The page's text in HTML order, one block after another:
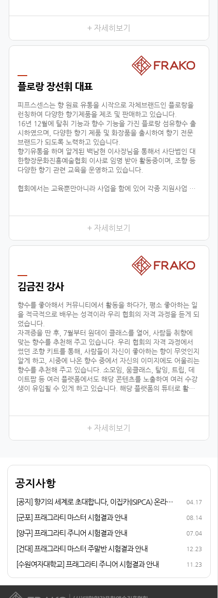
것이 중요하다고 느껴왔습니다.
이런 부분에서 향장협회의 커리큘럼은 향료 업계에 있는 모든 향
의 타입을 체계적 분하고 습득함으로서, 제품 이해 및 분석을 위
한 이론을 잡아주며, 실질적으로 제품의 기획단계까지 연결된다
이는 공방창업, 브랜드출시, 향 관련 비즈니스 등의 분야에 더할
두 번째, 다양한 분야에서 접목이 가능한 교육입니다.
+ 자세히보기
플로랑 장선휘 대표
피프스센스는 향 원료 유통을 시작으로 자체브랜드인 플로랑을
런칭하여 다양한 향기제품을 제조 및 판매하고 있습니다.
16년 12월에 탈취 기능과 향수 기능을 가진 플로랑 섬유향수 출
시하였으며, 다양한 향기 제품 및 화장품을 출시하여 향기 전문
브랜드가 되도록 노력하고 있습니다.
향기유통을 하며 알게된 백남현 이사장님을 통해서 사단법인 대
한향장문화진흥예술협회 이사로 임명 받아 활동중이며, 조향 등
다양한 향기 관련 교육을 운영하고 있습니다.
협회에서는 교육뿐만아니라 사업을 함에 있어 각종 지원사업 공
현재 플로랑을 존재할 수 있게 해주신 백남현 이사장님과 협회원
들에게 진심으로 감사드리며, 지속적으로 함께 성장 할 수 있도록
+ 자세히보기
김금진 강사
향수를 좋아해서 커뮤니티에서 활동을 하다가, 평소 좋아하는 일
을 적극적으로 배우는 성격이라 우리 협회의 자격 과정을 듣게 되
었습니다.
자격증을 딴 후, 7월부터 원데이 클래스를 열어, 사람들 취향에
맞는 향수를 추천해 주고 있습니다. 우리 협회의 자격 과정에서
썼던 조향 키트를 통해, 사람들이 자신이 좋아하는 향이 무엇인지
알게 하고, 시중에 나온 향수 중에서 자신의 이미지에도 어울리는
향수를 추천해 주고 있습니다. 소모임, 움클래스, 탈잉, 트립, 데
이트팝 등 여러 플랫폼에서도 해당 콘텐츠를 노출하여 여러 수강
생이 유입될 수 있게 하고 있습니다. 해당 플랫폼의 튜터로 활동
향수를 취미로 즐기다가 조향 자격증 과정을 듣게 된 이유는, 내
가 좋아하는 일을 더 전문적으로 배워 보고 싶어서였습니다. 여러
어코드를 발견하는 3급, 내가 생각하는 이미지의 향을 더 잘 표현
큘럼이 마음에 들었고, 자격증 취득 후 취업 및 창업 연계 등의 든
든한 지원이 있어 자격증 과정에 참여하게 되었습니다.
+ 자세히보기
공지사항
[공지] 향기의 세계로 초대합니다, 이집카(ISIPCA) 온라인
04.17
[군포] 프래그라티 마스터 시험결과 안내 08.14
[양구] 프래그라티 주니어 시험결과 안내 07.04
[건대] 프래그라티 마스터 주말반 시험결과 안내 12.23
[수원여자대학교] 프래그라티 주니어 시험결과 안내 11.23